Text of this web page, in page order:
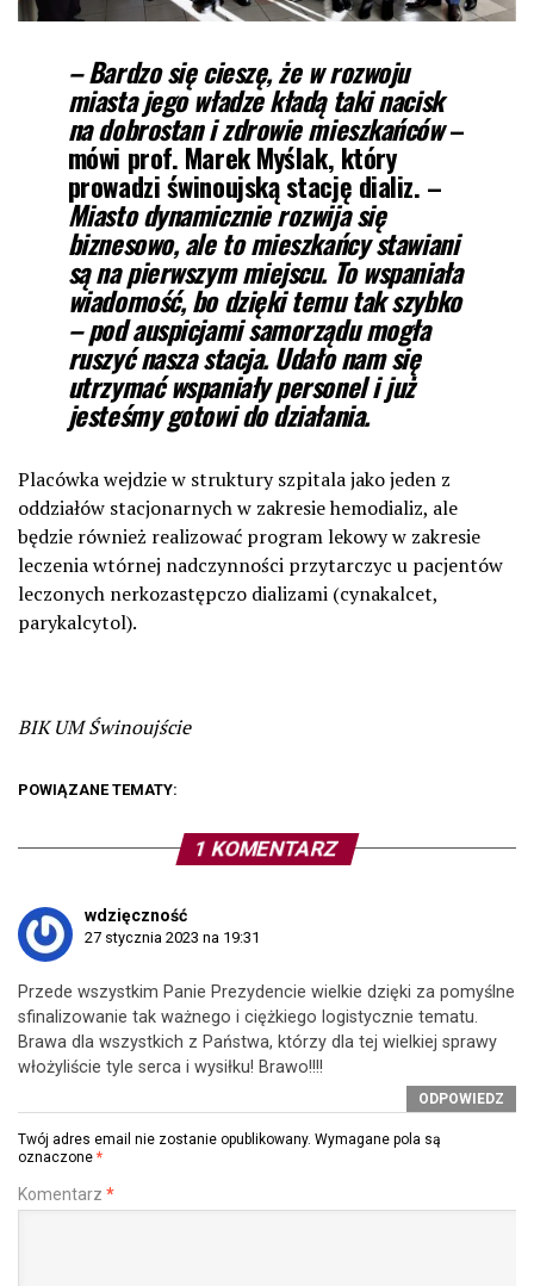
– Bardzo się cieszę, że w rozwoju
miasta jego władze kładą taki nacisk
na dobrostan i zdrowie mieszkańców–
mówi prof. Marek Myślak, który
prowadzi świnoujską stację dializ. –
Miasto dynamicznie rozwija się
biznesowo, ale to mieszkańcy stawiani
są na pierwszym miejscu. To wspaniała
wiadomość, bo dzięki temu tak szybko
– pod auspicjami samorządu mogła
ruszyć nasza stacja. Udało nam się
utrzymać wspaniały personel i już
jesteśmy gotowi do działania.
Placówka wejdzie w struktury szpitala jako jeden z
oddziałów stacjonarnych w zakresie hemodializ, ale
będzie również realizować program lekowy w zakresie
leczenia wtórnej nadczynności przytarczyc u pacjentów
leczonych nerkozastępczo dializami (cynakalcet,
parykalcytol).
BIK UM Świnoujście
POWIĄZANE TEMATY:
1 KOMENTARZ
wdzięczność
27 stycznia 2023 na 19:31
Przede wszystkim Panie Prezydencie wielkie dzięki za pomyślne
sfinalizowanie tak ważnego i ciężkiego logistycznie tematu.
Brawa dla wszystkich z Państwa, którzy dla tej wielkiej sprawy
włożyliście tyle serca i wysiłku! Brawo!!!!
ODPOWIEDZ
Twój adres email nie zostanie opublikowany. Wymagane pola są
oznaczone *
Komentarz *